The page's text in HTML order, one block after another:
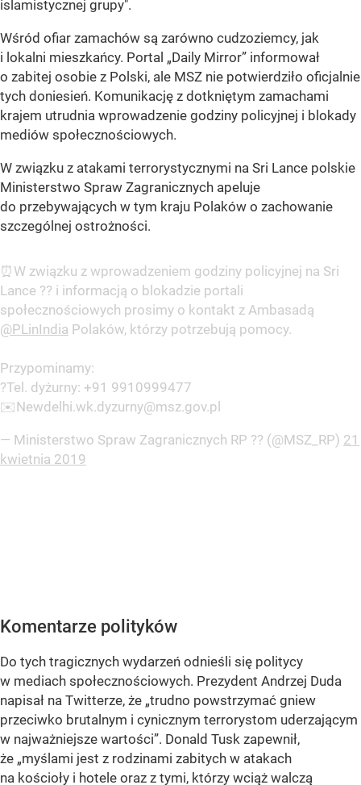
islamistycznej grupy".
Wśród ofiar zamachów są zarówno cudzoziemcy, jak
i lokalni mieszkańcy. Portal „Daily Mirror” informował
o zabitej osobie z Polski, ale MSZ nie potwierdziło oficjalnie
tych doniesień. Komunikację z dotkniętym zamachami
krajem utrudnia wprowadzenie godziny policyjnej i blokady
mediów społecznościowych.
W związku z atakami terrorystycznymi na Sri Lance polskie
Ministerstwo Spraw Zagranicznych apeluje
do przebywających w tym kraju Polaków o zachowanie
szczególnej ostrożności.
⏰W związku z wprowadzeniem godziny policyjnej na Sri
Lance ?? i informacją o blokadzie portali
społecznościowych prosimy o kontakt z Ambasadą
@PLinIndia Polaków, którzy potrzebują pomocy.
Przypominamy:
?Tel. dyżurny: +91 9910999477
✉️Newdelhi.wk.dyzurny@msz.gov.pl
— Ministerstwo Spraw Zagranicznych RP ?? (@MSZ_RP) 21
kwietnia 2019
Komentarze polityków
Do tych tragicznych wydarzeń odnieśli się politycy
w mediach społecznościowych. Prezydent Andrzej Duda
napisał na Twitterze, że „trudno powstrzymać gniew
przeciwko brutalnym i cynicznym terrorystom uderzającym
w najważniejsze wartości”. Donald Tusk zapewnił,
że „myślami jest z rodzinami zabitych w atakach
na kościoły i hotele oraz z tymi, którzy wciąż walczą